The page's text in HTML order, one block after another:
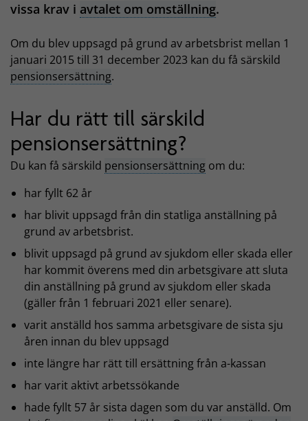
vissa krav i avtalet om omställning.
Om du blev uppsagd på grund av arbetsbrist mellan 1
januari 2015 till 31 december 2023 kan du få särskild
pensionsersättning.
Har du rätt till särskild
pensionsersättning?
Du kan få särskild pensionsersättning om du:
har fyllt 62 år
har blivit uppsagd från din statliga anställning på
grund av arbetsbrist.
blivit uppsagd på grund av sjukdom eller skada eller
har kommit överens med din arbetsgivare att sluta
din anställning på grund av sjukdom eller skada
(gäller från 1 februari 2021 eller senare).
varit anställd hos samma arbetsgivare de sista sju
åren innan du blev uppsagd
inte längre har rätt till ersättning från a-kassan
har varit aktivt arbetssökande
hade fyllt 57 år sista dagen som du var anställd. Om